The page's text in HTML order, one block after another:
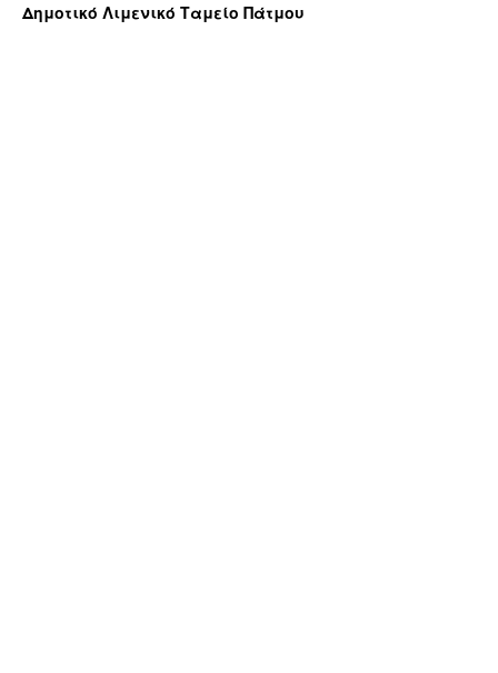
Δημοτικό Λιμενικό Ταμείο Πάτμου